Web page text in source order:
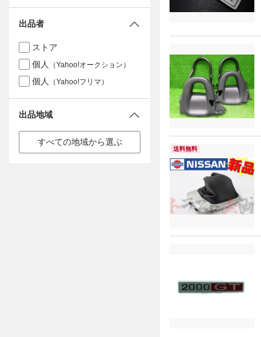
送料無料
出品者
ストア
個人
（Yahoo!オークション）
個人 （Yahoo!フリマ）
出品地域
すべての地域から選ぶ